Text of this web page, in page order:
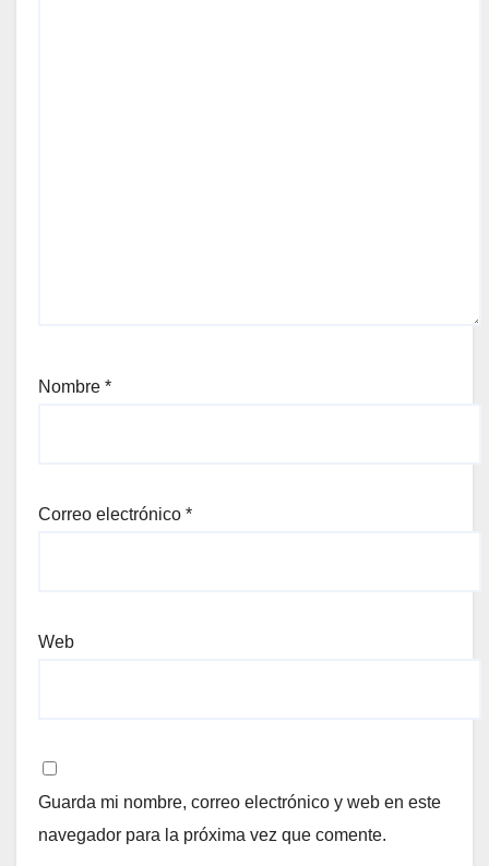
Nombre *
Correo electrónico *
Web
Guarda mi nombre, correo electrónico y web en este
navegador para la próxima vez que comente.